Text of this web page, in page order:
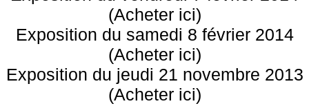
(Acheter ici)
Exposition du samedi 8 février 2014
(Acheter ici)
Exposition du jeudi 21 novembre 2013
(Acheter ici)